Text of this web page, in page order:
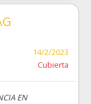
14/2/2023
Cubierta
EN